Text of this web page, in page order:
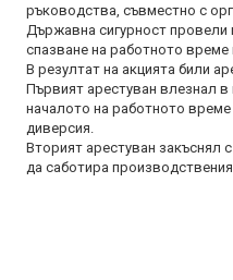
ръководства, съвместно с
Държавна сигурност провели
спазване на работното
В резултат на акцията били
Първият арестуван влезнал
началото на работното
диверсия.
Вторият арестуван закъснял
да саботира